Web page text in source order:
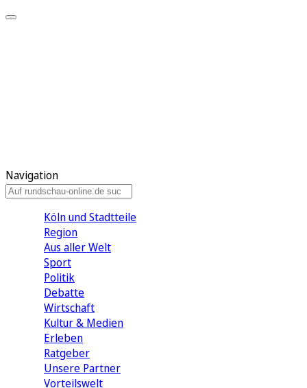
Navigation
Köln und Stadtteile
Region
Aus aller Welt
Sport
Politik
Debatte
Wirtschaft
Kultur & Medien
Erleben
Ratgeber
Unsere Partner
Vorteilswelt